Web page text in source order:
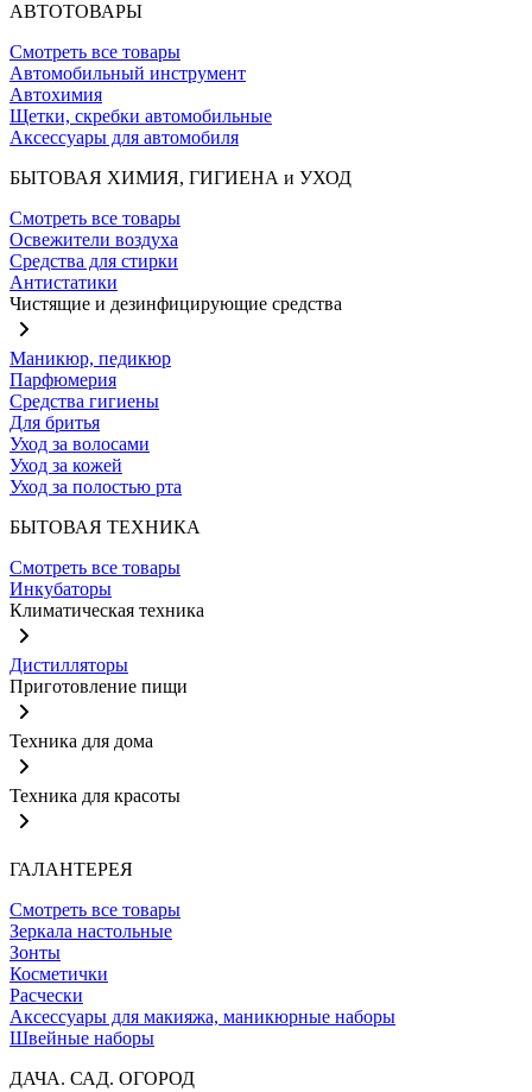
АВТОТОВАРЫ
Смотреть все товары
Автомобильный инструмент
Автохимия
Щетки, скребки автомобильные
Аксессуары для автомобиля
БЫТОВАЯ ХИМИЯ, ГИГИЕНА и УХОД
Смотреть все товары
Освежители воздуха
Средства для стирки
Антистатики
Чистящие и дезинфицирующие средства
Маникюр, педикюр
Парфюмерия
Средства гигиены
Для бритья
Уход за волосами
Уход за кожей
Уход за полостью рта
БЫТОВАЯ ТЕХНИКА
Смотреть все товары
Инкубаторы
Климатическая техника
Дистилляторы
Приготовление пищи
Техника для дома
Техника для красоты
ГАЛАНТЕРЕЯ
Смотреть все товары
Зеркала настольные
Зонты
Косметички
Расчески
Аксессуары для макияжа, маникюрные наборы
Швейные наборы
ДАЧА. САД. ОГОРОД